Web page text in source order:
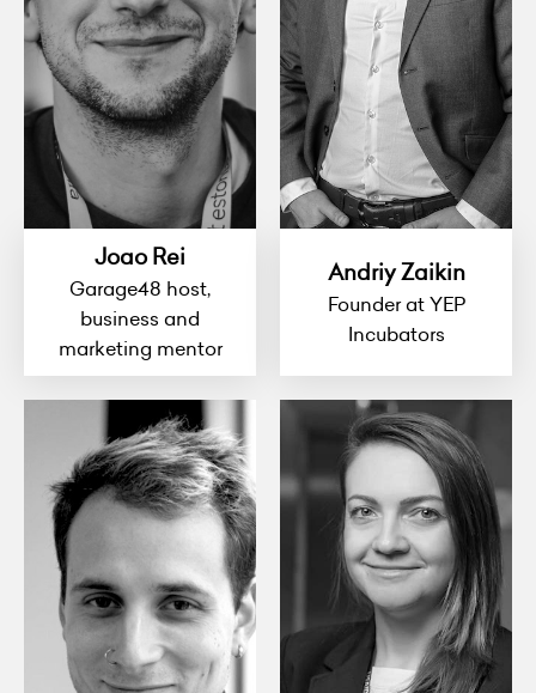
Joao Rei
Garage48 host,
business and
marketing mentor
Andriy Zaikin
Founder at YEP
Incubators